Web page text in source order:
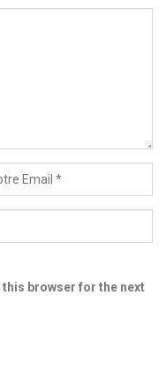
this browser for the next